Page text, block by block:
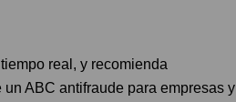
real, y recomienda
ABC antifraude para empresas y